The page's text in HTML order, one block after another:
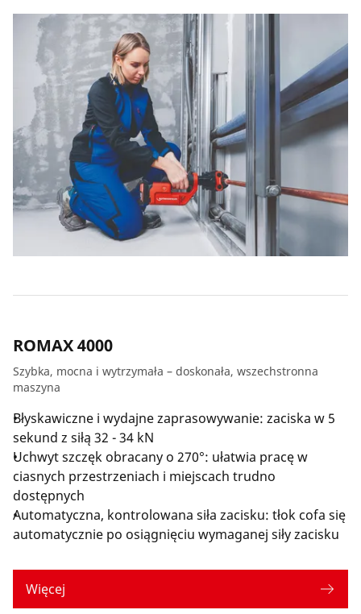
ROMAX 4000
Szybka, mocna i wytrzymała – doskonała, wszechstronna
maszyna
Błyskawiczne i wydajne zaprasowywanie: zaciska w 5
sekund z siłą 32 - 34 kN
Uchwyt szczęk obracany o 270°: ułatwia pracę w
ciasnych przestrzeniach i miejscach trudno
dostępnych
Automatyczna, kontrolowana siła zacisku: tłok cofa się
automatycznie po osiągnięciu wymaganej siły zacisku
Więcej